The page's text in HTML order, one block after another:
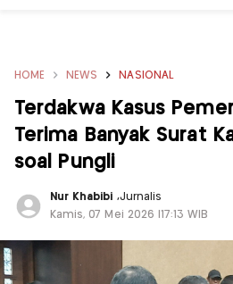
HOME NEWS NASIONAL
Terdakwa Kasus
Terima Banyak Surat
soal Pungli
Nur Khabibi ,Jurnalis
Kamis, 07 Mei 2026 |17:13 WIB